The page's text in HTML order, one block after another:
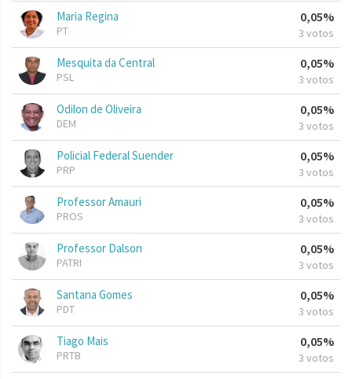
Maria Regina
PT
0,05%
3 votos
Mesquita da Central
PSL
0,05%
3 votos
Odilon de Oliveira
DEM
0,05%
3 votos
Policial Federal Suender
PRP
0,05%
3 votos
Professor Amauri
PROS
0,05%
3 votos
Professor Dalson
PATRI
0,05%
3 votos
Santana Gomes
PDT
0,05%
3 votos
Tiago Mais
PRTB
0,05%
3 votos